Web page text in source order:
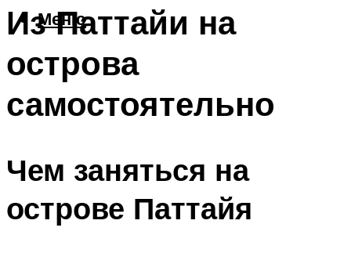
Меню
Из Паттайи на
острова
самостоятельно
Чем заняться на
острове Паттайя